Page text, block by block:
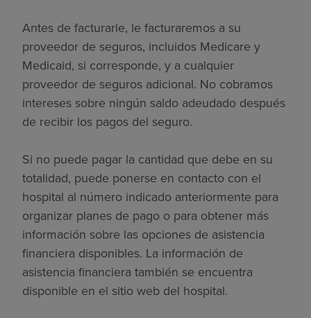
Antes de facturarle, le facturaremos a su
proveedor de seguros, incluidos Medicare y
Medicaid, si corresponde, y a cualquier
proveedor de seguros adicional. No cobramos
intereses sobre ningún saldo adeudado después
de recibir los pagos del seguro.
Si no puede pagar la cantidad que debe en su
totalidad, puede ponerse en contacto con el
hospital al número indicado anteriormente para
organizar planes de pago o para obtener más
información sobre las opciones de asistencia
financiera disponibles. La información de
asistencia financiera también se encuentra
disponible en el sitio web del hospital.